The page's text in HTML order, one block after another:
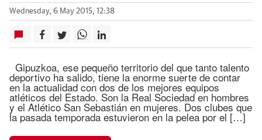
Wednesday, 6 May 2015, 12:38
Gipuzkoa, ese pequeño territorio del que tanto talento
deportivo ha salido, tiene la enorme suerte de contar
en la actualidad con dos de los mejores equipos
atléticos del Estado. Son la Real Sociedad en hombres
y el Atlético San Sebastián en mujeres. Dos clubes que
la pasada temporada estuvieron en la pelea por el […]